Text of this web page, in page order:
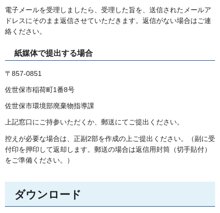
電子メールを受理しましたら、受理した旨を、送信されたメールア
ドレスにそのまま返信させていただきます。返信がない場合はご連
絡ください。
紙媒体で提出する場合
〒857-0851
佐世保市稲荷町1番8号
佐世保市環境部廃棄物指導課
上記窓口にご持参いただくか、郵送にてご提出ください。
控えが必要な場合は、正副2部を作成の上ご提出ください。（副に受
付印を押印して返却します。郵送の場合は返信用封筒（切手貼付）
をご準備ください。）
ダウンロード